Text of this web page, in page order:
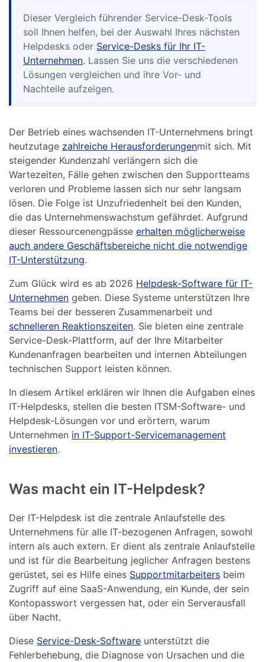
Dieser Vergleich führender Service-Desk-Tools
soll Ihnen helfen, bei der Auswahl Ihres nächsten
Helpdesks oder Service-Desks für Ihr IT-
Unternehmen. Lassen Sie uns die verschiedenen
Lösungen vergleichen und ihre Vor- und
Nachteile aufzeigen.
Der Betrieb eines wachsenden IT-Unternehmens bringt
heutzutage zahlreiche Herausforderungenmit sich. Mit
steigender Kundenzahl verlängern sich die
Wartezeiten, Fälle gehen zwischen den Supportteams
verloren und Probleme lassen sich nur sehr langsam
lösen. Die Folge ist Unzufriedenheit bei den Kunden,
die das Unternehmenswachstum gefährdet. Aufgrund
dieser Ressourcenengpässeerhalten möglicherweise
auch andere Geschäftsbereiche nicht die notwendige
IT-Unterstützung.
Zum Glück wird es ab 2026 Helpdesk-Software für IT-
Unternehmen geben. Diese Systeme unterstützen Ihre
Teams bei der besseren Zusammenarbeit und
schnelleren Reaktionszeiten. Sie bieten eine zentrale
Service-Desk-Plattform, auf der Ihre Mitarbeiter
Kundenanfragen bearbeiten und internen Abteilungen
technischen Support leisten können.
In diesem Artikel erklären wir Ihnen die Aufgaben eines
IT-Helpdesks, stellen die besten ITSM-Software- und
Helpdesk-Lösungen vor und erörtern, warum
Unternehmen in IT-Support-Servicemanagement
investieren.
Was macht ein IT-Helpdesk?
Der IT-Helpdesk ist die zentrale Anlaufstelle des
Unternehmens für alle IT-bezogenen Anfragen, sowohl
intern als auch extern. Er dient als zentrale Anlaufstelle
und ist für die Bearbeitung jeglicher Anfragen bestens
gerüstet, sei es Hilfe eines Supportmitarbeiters beim
Zugriff auf eine SaaS-Anwendung, ein Kunde, der sein
Kontopasswort vergessen hat, oder ein Serverausfall
über Nacht.
Diese Service-Desk-Software unterstützt die
Fehlerbehebung, die Diagnose von Ursachen und die